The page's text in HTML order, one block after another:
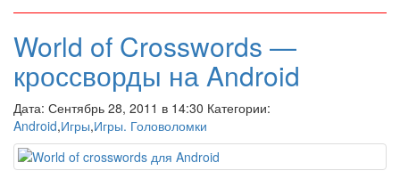
World of Crosswords —
кроссворды на Android
Дата: Сентябрь 28, 2011 в 14:30 Категории:
Android,Игры,Игры. Головоломки